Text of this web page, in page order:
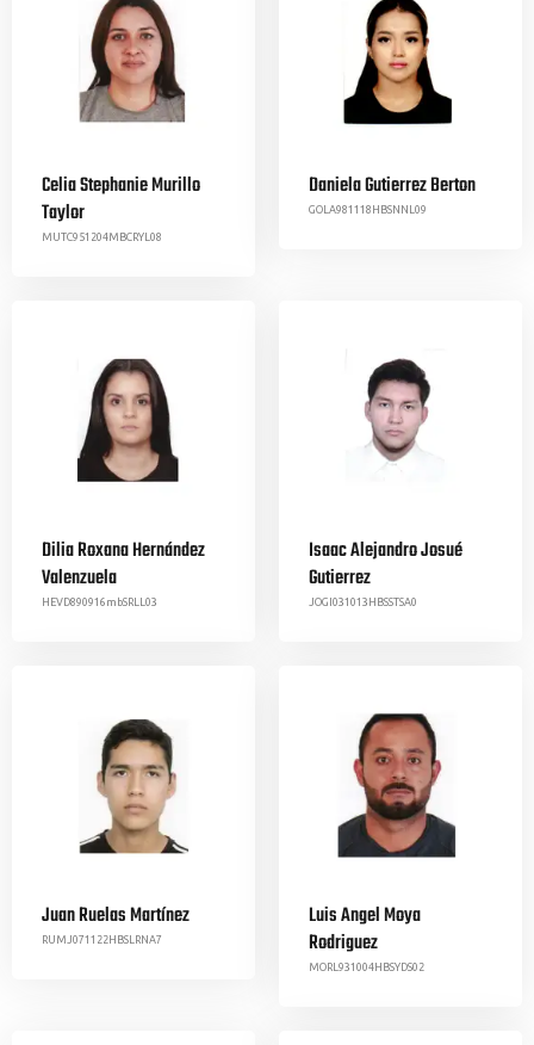
Celia Stephanie Murillo
Taylor
MUTC951204MBCRYL08
Daniela Gutierrez Berton
GOLA981118HBSNNL09
Dilia Roxana Hernández
Valenzuela
HEVD890916mbSRLL03
Isaac Alejandro Josué
Gutierrez
JOGI031013HBSSTSA0
Juan Ruelas Martínez
RUMJ071122HBSLRNA7
Luis Angel Moya
Rodriguez
MORL931004HBSYDS02